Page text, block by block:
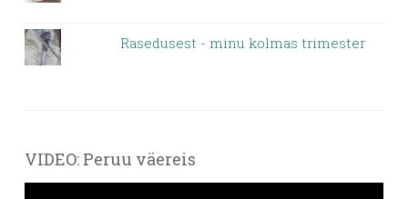
Rasedusest - minu kolmas trimester
VIDEO: Peruu väereis